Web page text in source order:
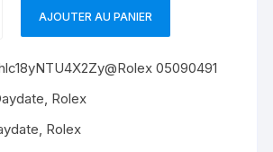
AJOUTER AU PANIER
05090491
, Rolex
, Rolex